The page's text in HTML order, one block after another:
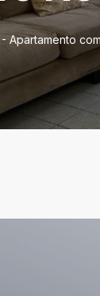
- Apartamento